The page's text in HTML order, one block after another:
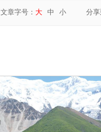
文章字号： 大 中 小 分享